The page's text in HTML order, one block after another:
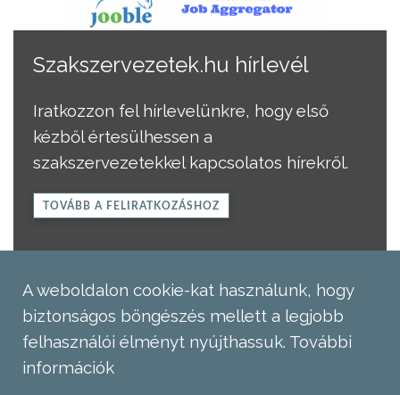
Szakszervezetek.hu hírlevél
Iratkozzon fel hírlevelünkre, hogy első
kézből értesülhessen a
szakszervezetekkel kapcsolatos hírekről.
TOVÁBB A FELIRATKOZÁSHOZ
A weboldalon cookie-kat használunk, hogy
biztonságos böngészés mellett a legjobb
felhasználói élményt nyújthassuk. További
információk